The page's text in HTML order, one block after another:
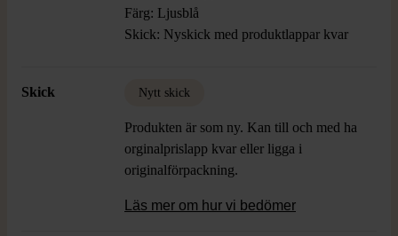
Färg: Ljusblå
Skick: Nyskick med produktlappar kvar
Skick Nytt skick
Produkten är som ny. Kan till och med ha
orginalprislapp kvar eller ligga i
originalförpackning.
Läs mer om hur vi bedömer